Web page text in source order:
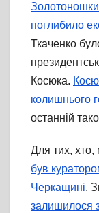
Золотоношки
поглибило
Ткаченко
Косюка.
колишнього
останній
Для тих,
був
Черкащині.
залишилося